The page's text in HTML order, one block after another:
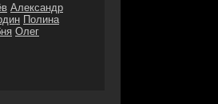
Александр
Полина
Олег